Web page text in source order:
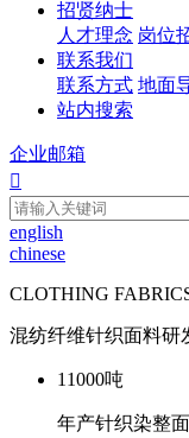
招贤纳士
人才理念 岗位
联系我们
联系方式 地面
站内搜索
企业邮箱

english
chinese
CLOTHING
混纺纤维针织面料研
11000吨
年产针织染整